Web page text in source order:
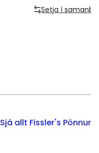
Setja í
Sjá allt Fissler's Pönnur